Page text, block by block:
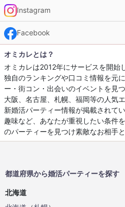
Instagram
Facebook
オミカレとは？
オミカレは2012年にサービスを開始
独自のランキングや口コミ情報を元
ー・街コン・出会いのイベントを見
大阪、名古屋、札幌、福岡等の人気
新婚活パーティー情報が掲載されて
趣味など、あなたが重視したい条件
のパーティーを見つけ素敵なお相手
都道府県から婚活パーティーを探す
北海道